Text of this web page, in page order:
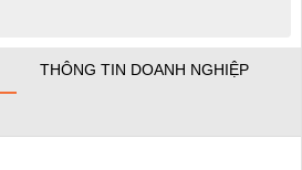
THÔNG TIN DOANH NGHIỆP